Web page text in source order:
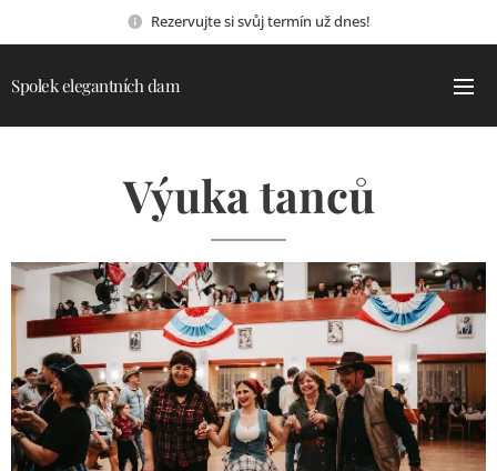
Rezervujte si svůj termín už dnes!
Spolek elegantních dam
Výuka tanců